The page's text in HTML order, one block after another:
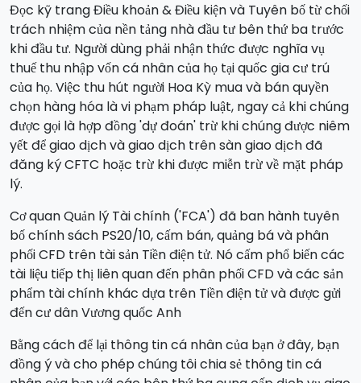
Đọc kỹ trang Điều khoản & Điều kiện và Tuyên bố từ chối
trách nhiệm của nền tảng nhà đầu tư bên thứ ba trước
khi đầu tư. Người dùng phải nhận thức được nghĩa vụ
thuế thu nhập vốn cá nhân của họ tại quốc gia cư trú
của họ. Việc thu hút người Hoa Kỳ mua và bán quyền
chọn hàng hóa là vi phạm pháp luật, ngay cả khi chúng
được gọi là hợp đồng 'dự đoán' trừ khi chúng được niêm
yết để giao dịch và giao dịch trên sàn giao dịch đã
đăng ký CFTC hoặc trừ khi được miễn trừ về mặt pháp
lý.
Cơ quan Quản lý Tài chính ('FCA') đã ban hành tuyên
bố chính sách PS20/10, cấm bán, quảng bá và phân
phối CFD trên tài sản Tiền điện tử. Nó cấm phổ biến các
tài liệu tiếp thị liên quan đến phân phối CFD và các sản
phẩm tài chính khác dựa trên Tiền điện tử và được gửi
đến cư dân Vương quốc Anh
Bằng cách để lại thông tin cá nhân của bạn ở đây, bạn
đồng ý và cho phép chúng tôi chia sẻ thông tin cá